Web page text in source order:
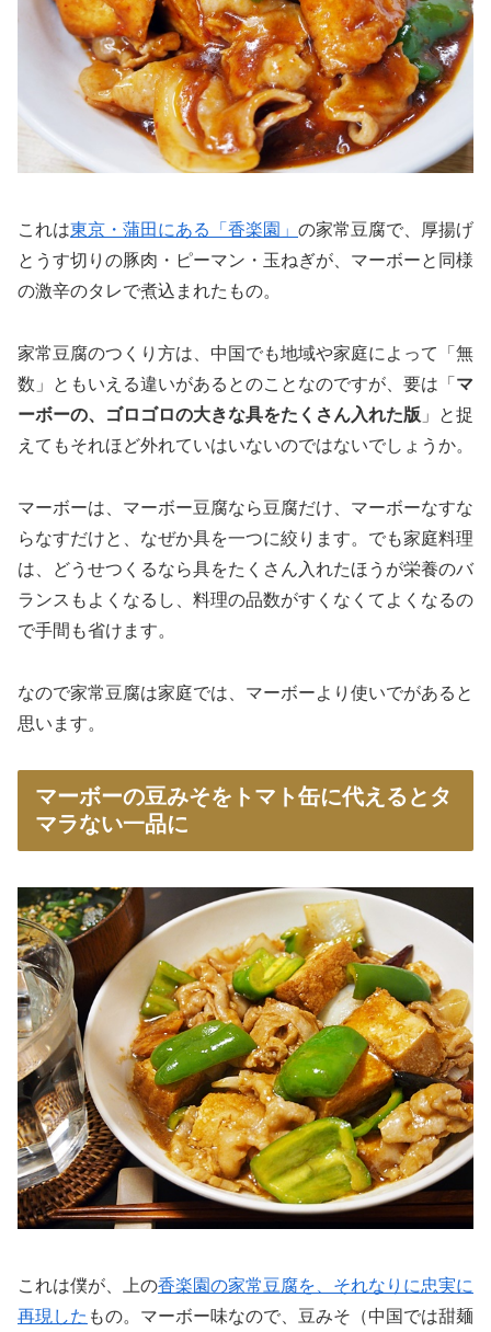
これは東京・蒲田にある「香楽園」 の家常豆腐で、厚揚げ
とうす切りの豚肉・ピーマン・玉ねぎが、マーボーと同様
の激辛のタレで煮込まれたもの。
家常豆腐のつくり方は、中国でも地域や家庭によって「無
数」ともいえる違いがあるとのことなのですが、要は「 マ
ーボーの、ゴロゴロの大きな具をたくさん入れた版 」と捉
えてもそれほど外れていはいないのではないでしょうか。
マーボーは、マーボー豆腐なら豆腐だけ、マーボーなすな
らなすだけと、なぜか具を一つに絞ります。でも家庭料理
は、どうせつくるなら具をたくさん入れたほうが栄養のバ
ランスもよくなるし、料理の品数がすくなくてよくなるの
で手間も省けます。
なので家常豆腐は家庭では、マーボーより使いでがあると
思います。
マーボーの豆みそをトマト缶に代えるとタ
マラない一品に
これは僕が、上の香楽園の家常豆腐を、それなりに忠実に
再現した もの。マーボー味なので、豆みそ（中国では甜麺